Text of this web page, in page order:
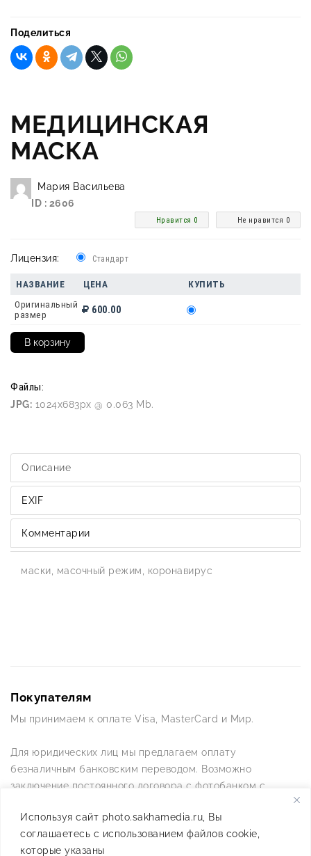
Используя сайт photo.sakhamedia.ru, Вы
соглашаетесь с использованием файлов cookie,
которые указаны
Поделиться
МЕДИЦИНСКАЯ
МАСКА
Мария Васильева
ID : 2606
Не нравится 0
Нравится 0
Лицензия: Стандарт
НАЗВАНИЕ ЦЕНА
КУПИТЬ
Оригинальный
размер
600.00
Файлы:
JPG: 1024x683px @ 0.063 Mb.
Описание
EXIF
Комментарии
маски, масочный режим, коронавирус
Покупателям
Мы принимаем к оплате Visa, MasterCard и Мир.
Для юридических лиц мы предлагаем оплату
безналичным банковским переводом. Возможно
заключение постоянного договора с фотобанком с
Позвоните нам по телефону +7(4112) 42-09-42 — и мы
ответим на все ваши вопросы